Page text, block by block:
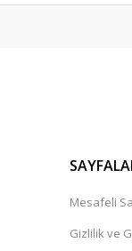
Mesafeli
Gizlilik ve